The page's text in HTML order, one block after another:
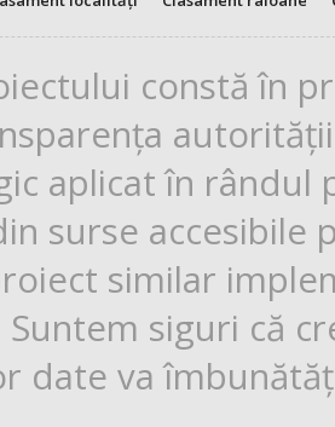
constă în
aplicat în rândul
surse
similar
Suntem siguri că
date va